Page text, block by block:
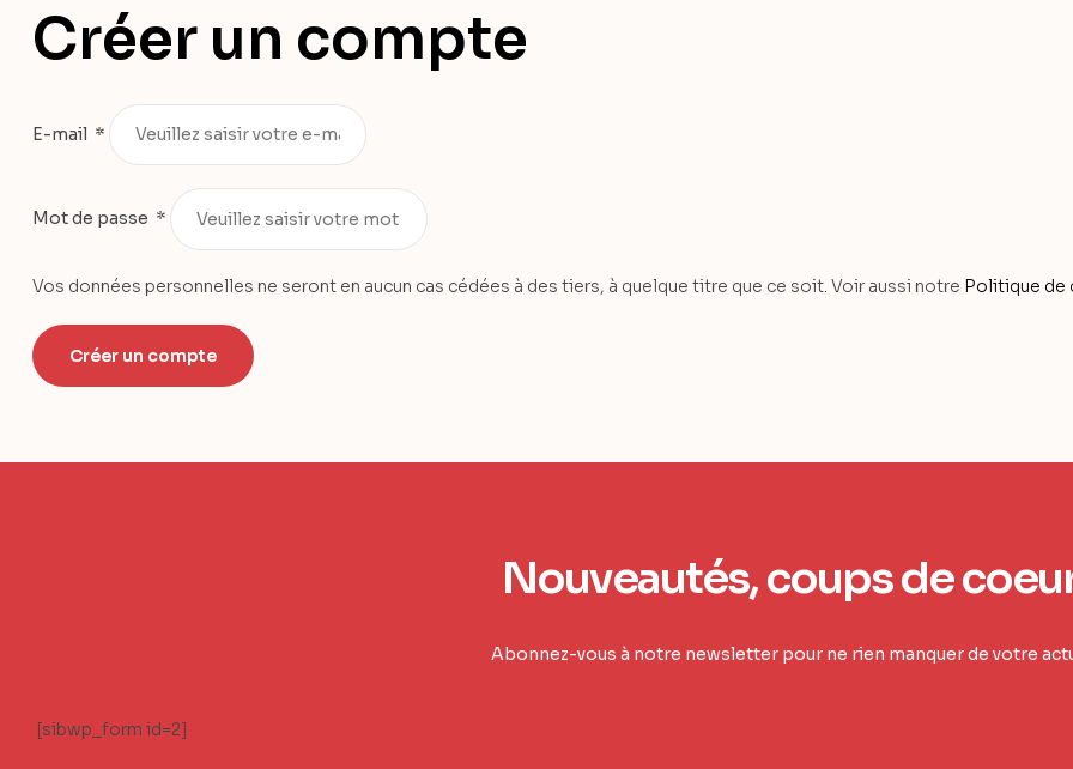
Créer un compte
E-mail *
Mot de passe *
Vos données personnelles ne seront en aucun cas cédées à des tiers, à quelque titre que ce soit. Voir aussi notre Politique
Créer un compte
Nouveautés, coups de
Abonnez-vous à notre newsletter pour ne rien manquer de votre
[sibwp_form id=2]